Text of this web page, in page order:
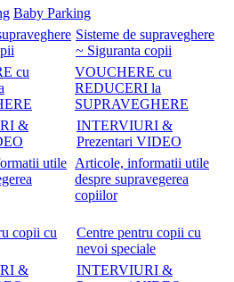
Baby Parking
Sisteme de supraveghere
~ Siguranta copii
VOUCHERE cu
REDUCERI la
SUPRAVEGHERE
INTERVIURI &
Prezentari VIDEO
Articole, informatii utile
despre supravegerea
copiilor
Centre pentru copii cu
nevoi speciale
INTERVIURI &